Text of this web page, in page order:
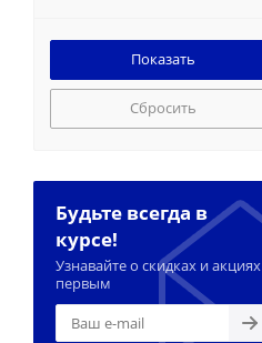
Сбросить
Будьте всегда в
курсе!
Узнавайте о скидках и акциях
первым